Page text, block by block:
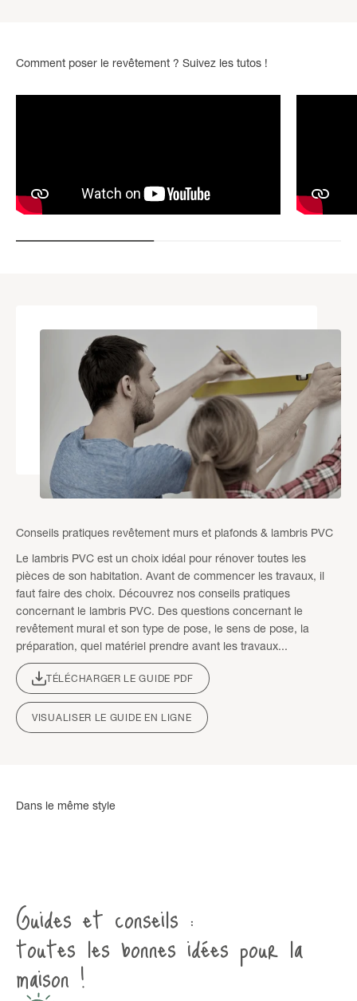
Comment poser le revêtement ? Suivez les tutos !
Conseils pratiques revêtement murs et plafonds & lambris PVC
Le lambris PVC est un choix idéal pour rénover toutes les
pièces de son habitation. Avant de commencer les travaux, il
faut faire des choix. Découvrez nos conseils pratiques
concernant le lambris PVC. Des questions concernant le
revêtement mural et son type de pose, le sens de pose, la
préparation, quel matériel prendre avant les travaux...
TÉLÉCHARGER LE GUIDE PDF
VISUALISER LE GUIDE EN LIGNE
Guides et conseils :
toutes les bonnes idées pour la
maison !